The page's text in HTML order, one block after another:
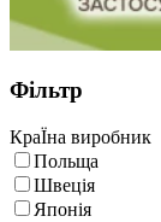
Фільтр
КраЇна виробник
Польща
Швеція
Японія